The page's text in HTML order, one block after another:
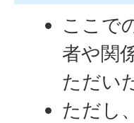
ここで
者や関
ただい
ただし